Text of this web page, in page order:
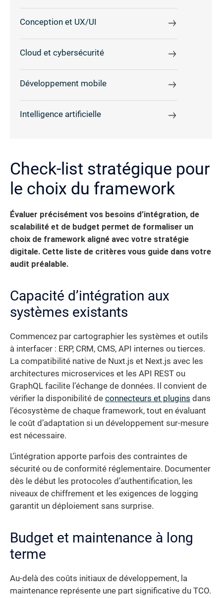
Conception et UX/UI
Cloud et cybersécurité
Développement mobile
Intelligence artificielle
Check-list stratégique pour
le choix du framework
Évaluer précisément vos besoins d’intégration, de
scalabilité et de budget permet de formaliser un
choix de framework aligné avec votre stratégie
digitale. Cette liste de critères vous guide dans votre
audit préalable.
Capacité d’intégration aux
systèmes existants
Commencez par cartographier les systèmes et outils
à interfacer : ERP, CRM, CMS, API internes ou tierces.
La compatibilité native de Nuxt.js et Next.js avec les
architectures microservices et les API REST ou
GraphQL facilite l’échange de données. Il convient de
vérifier la disponibilité de connecteurs et plugins dans
l’écosystème de chaque framework, tout en évaluant
le coût d’adaptation si un développement sur-mesure
est nécessaire.
L’intégration apporte parfois des contraintes de
sécurité ou de conformité réglementaire. Documenter
dès le début les protocoles d’authentification, les
niveaux de chiffrement et les exigences de logging
garantit un déploiement sans surprise.
Budget et maintenance à long
terme
Au-delà des coûts initiaux de développement, la
maintenance représente une part significative du TCO.